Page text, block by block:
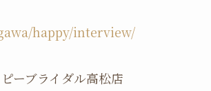
happy/interview/
ーブライダル高松店